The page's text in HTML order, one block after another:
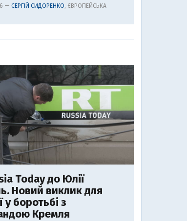
— СЕРГІЙ СИДОРЕНКО, ЄВРОПЕЙСЬКА
Today до Юлії
Новий виклик для
у боротьбі з
Кремля